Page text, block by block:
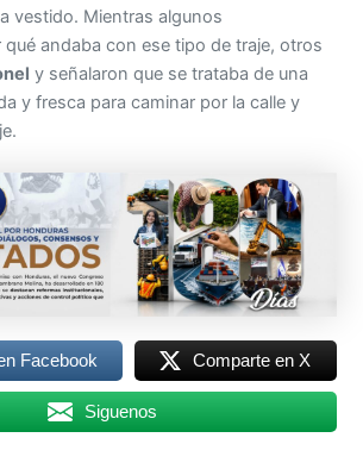
vestido. Mientras algunos
qué andaba con ese tipo de traje, otros
y señalaron que se trataba de una
y fresca para caminar por la calle y
Facebook Comparte en X
Siguenos